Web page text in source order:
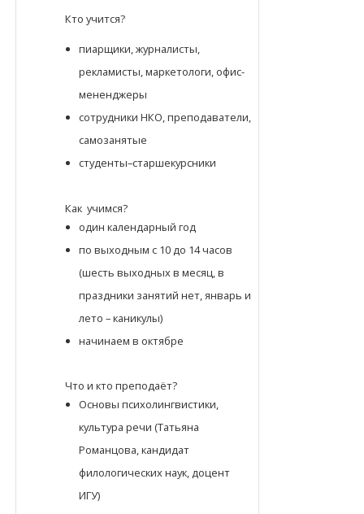
Кто учится?
пиарщики, журналисты,
рекламисты, маркетологи, офис-
мененджеры
сотрудники НКО, преподаватели,
самозанятые
студенты–старшекурсники
Как учимся?
один календарный год
по выходным с 10 до 14 часов
(шесть выходных в месяц, в
праздники занятий нет, январь и
лето – каникулы)
начинаем в октябре
Что и кто преподаёт?
Основы психолингвистики,
культура речи (Татьяна
Романцова, кандидат
филологических наук, доцент
ИГУ)